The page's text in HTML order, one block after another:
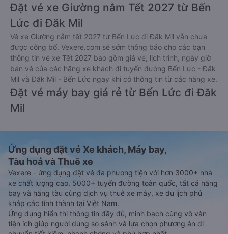
Đặt vé xe Giường nằm Tết 2027 từ Bến
Lức đi Đăk Mil
Vé xe Giường nằm tết 2027 từ Bến Lức đi Đăk Mil vẫn chưa
được công bố. Vexere.com sẽ sớm thông báo cho các bạn
thông tin vé xe Tết 2027 bao gồm giá vé, lịch trình, ngày giờ
bán vé của các hãng xe khách đi tuyến đường Bến Lức - Đăk
Mil và Đăk Mil - Bến Lức ngay khi có thông tin từ các hãng xe.
Đặt vé máy bay giá rẻ từ Bến Lức đi Đăk
Mil
Ứng dụng đặt vé Xe khách, Máy bay,
Tàu hoả và Thuê xe
Vexere - ứng dụng đặt vé đa phương tiện với hơn 3000+ nhà
xe chất lượng cao, 5000+ tuyến đường toàn quốc, tất cả hãng
bay và hãng tàu cùng dịch vụ thuê xe máy, xe du lịch phủ
khắp các tỉnh thành tại Việt Nam.
Ứng dụng hiển thị thông tin đầy đủ, minh bạch cùng vô vàn
tiện ích giúp người dùng so sánh và lựa chọn phương án di